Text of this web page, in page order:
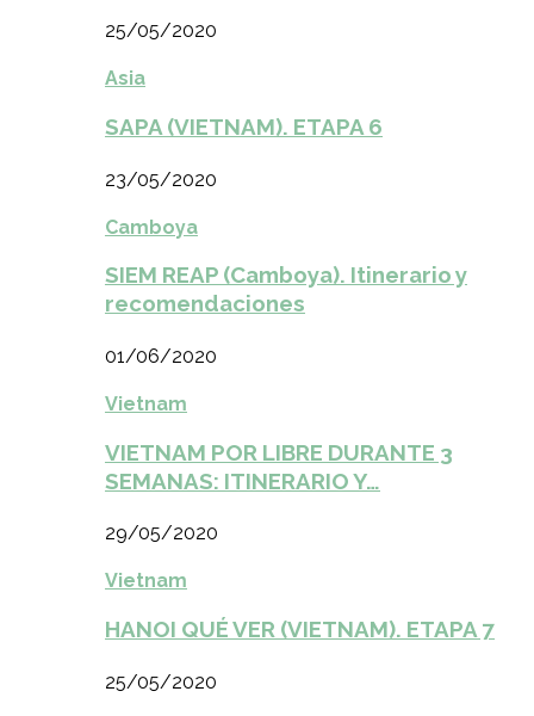
25/05/2020
Asia
SAPA (VIETNAM). ETAPA 6
23/05/2020
Camboya
SIEM REAP (Camboya). Itinerario y
recomendaciones
01/06/2020
Vietnam
VIETNAM POR LIBRE DURANTE 3
SEMANAS: ITINERARIO Y…
29/05/2020
Vietnam
HANOI QUÉ VER (VIETNAM). ETAPA 7
25/05/2020